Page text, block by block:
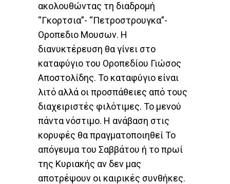
ακολουθώντας τη διαδρομή
“Γκορτσια”- “Πετροστρουγκα”-
Οροπεδιο Μουσων. Η
διανυκτέρευση θα γίνει στο
καταφύγιο του Οροπεδίου Γιώσος
Αποστολίδης. Το καταφύγιο είναι
λιτό αλλά οι προσπάθειες από τους
διαχειριστές φιλότιμες. Το μενού
πάντα νόστιμο. Η ανάβαση στις
κορυφές θα πραγματοποιηθεί Το
απόγευμα του Σαββάτου ή το πρωί
της Κυριακής αν δεν μας
αποτρέψουν οι καιρικές συνθήκες.